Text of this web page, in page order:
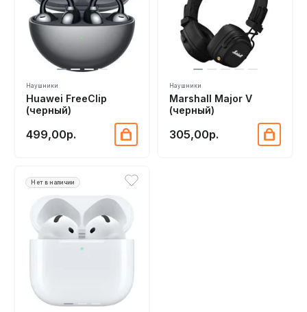
Наушники
Huawei FreeClip
(черный)
499,00р.
Наушники
Marshall Major V
(черный)
305,00р.
Нет в наличии